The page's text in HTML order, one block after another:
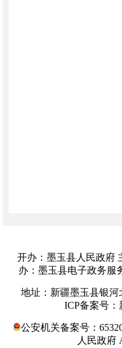
开办：墨玉县人民政府
办：墨玉县电子政务服
地址：新疆墨玉县银河
ICP备案号：
公安机关备案号：
人民政府